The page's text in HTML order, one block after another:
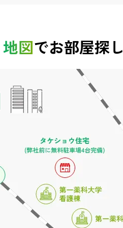
地図でお部屋探し